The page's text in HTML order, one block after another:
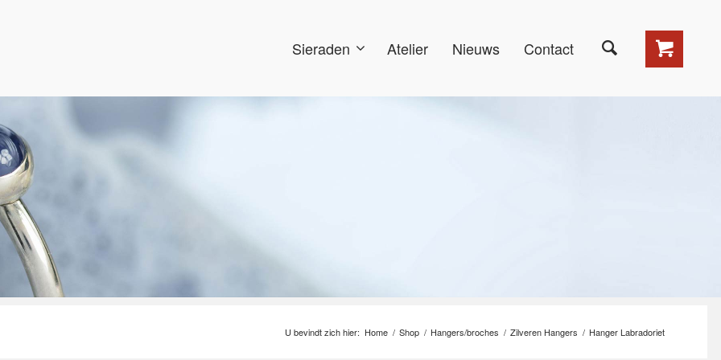
Sieraden Atelier Nieuws Contact
U bevindt zich hier: Home / Shop / Hangers/broches / Zilveren Hangers / Hanger Labradoriet